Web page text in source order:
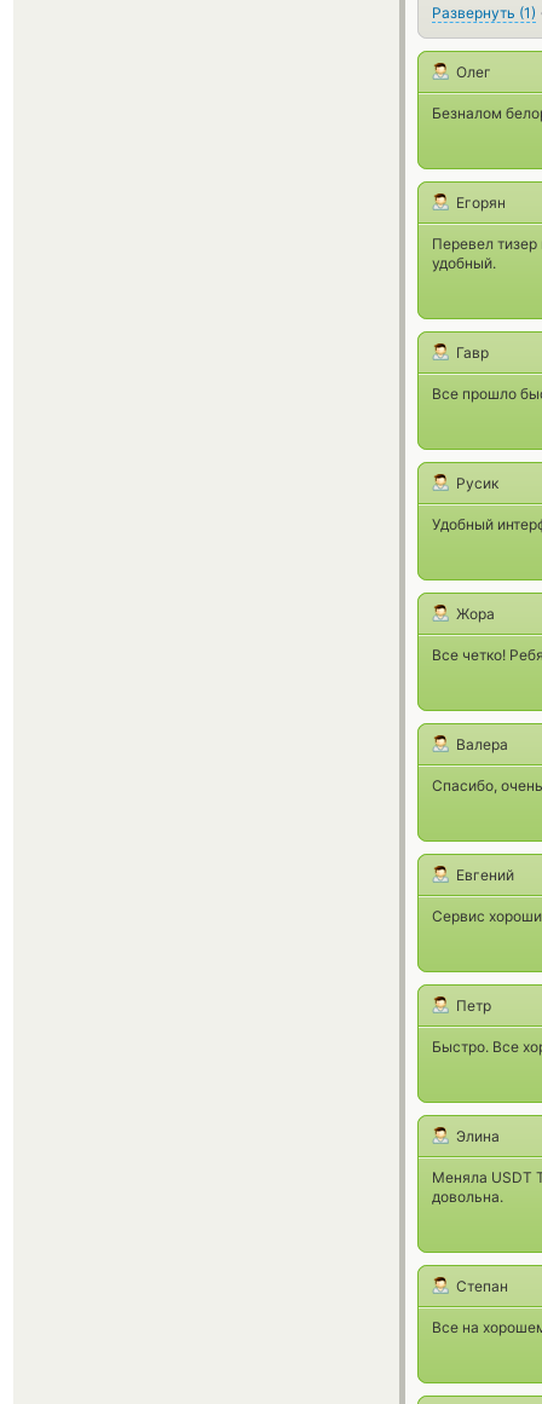
Развернуть (1)
Олег
Безналом
Егорян
Перевел
удобный.
Гавр
Все прошло
Русик
Удобный
Жора
Все четко!
Валера
Спасибо,
Евгений
Сервис
Петр
Быстро. Все
Элина
Меняла USDT
довольна.
Степан
Все на